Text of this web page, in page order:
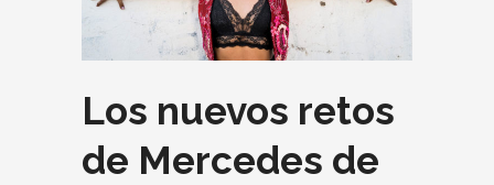
Los nuevos retos
de Mercedes de